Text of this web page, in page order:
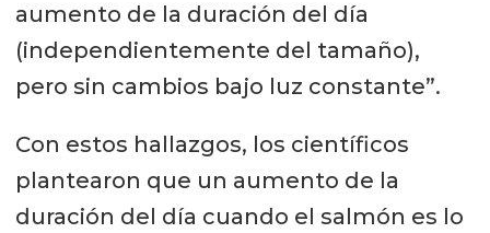
aumento de la duración del día
(independientemente del tamaño),
pero sin cambios bajo luz constante”.
Con estos hallazgos, los científicos
plantearon que un aumento de la
duración del día cuando el salmón es lo